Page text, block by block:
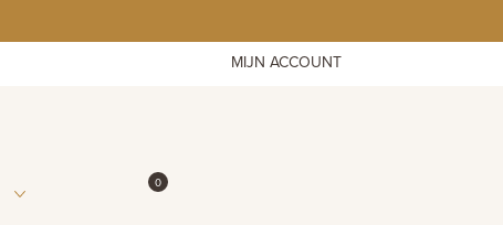
MIJN ACCOUNT
WINKELMAND
0ITEMS IN WINKELMAND